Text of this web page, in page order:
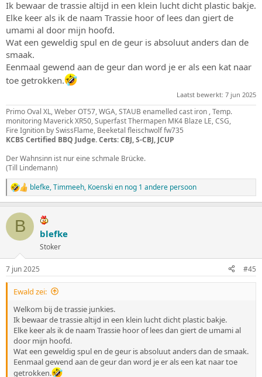
Bekijk bijlage 77075
Ik bewaar de trassie altijd in een klein lucht dicht plastic bakje.
Elke keer als ik de naam Trassie hoor of lees dan giert de
umami al door mijn hoofd.
Wat een geweldig spul en de geur is absoluut anders dan de
smaak.
Eenmaal gewend aan de geur dan word je er als een kat naar
toe getrokken.
Laatst bewerkt: 7 jun 2025
Primo Oval XL, Weber OT57, WGA, STAUB enamelled cast iron , Temp.
monitoring Maverick XR50, Superfast Thermapen MK4 Blaze LE, CSG,
Fire Ignition by SwissFlame, Beeketal fleischwolf fw735
KCBS Certified BBQ Judge. Certs: CBJ, S-CBJ, JCUP
Der Wahnsinn ist nur eine schmale Brücke.
(Till Lindemann)
W
a
r
e
i
n
g
e
blefke,Timmeeh, Koenski en nog 1 andere persoon
B blefke
Stoker
7 jun 2025 #45
Ewald zei:
Welkom bij de trassie junkies.
Ik bewaar de trassie altijd in een klein lucht dicht plastic bakje.
Elke keer als ik de naam Trassie hoor of lees dan giert de umami al
door mijn hoofd.
Wat een geweldig spul en de geur is absoluut anders dan de smaak.
Eenmaal gewend aan de geur dan word je er als een kat naar toe
getrokken.